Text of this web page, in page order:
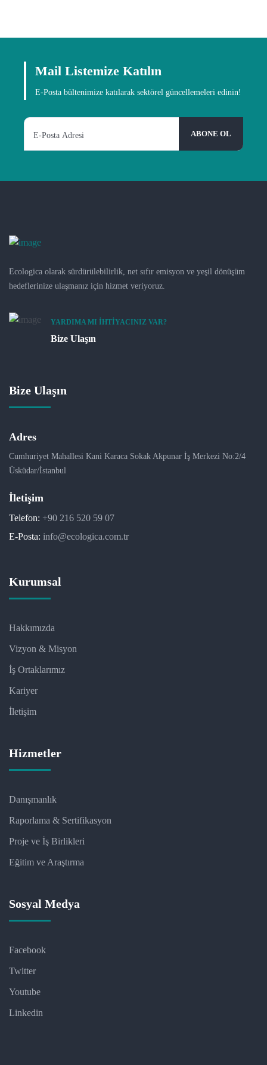
Mail Listemize Katılın
E-Posta bültenimize katılarak sektörel güncellemeleri edinin!
Ecologica olarak sürdürülebilirlik, net sıfır emisyon ve yeşil dönüşüm
hedeflerinize ulaşmanız için hizmet veriyoruz.
YARDIMA MI İHTIYACINIZ VAR?
Bize Ulaşın
Bize Ulaşın
Adres
Cumhuriyet Mahallesi Kani Karaca Sokak Akpunar İş Merkezi No:2/4
Üsküdar/İstanbul
İletişim
Telefon: +90 216 520 59 07
E-Posta: info@ecologica.com.tr
Kurumsal
Hakkımızda
Vizyon & Misyon
İş Ortaklarımız
Kariyer
İletişim
Hizmetler
Danışmanlık
Raporlama & Sertifikasyon
Proje ve İş Birlikleri
Eğitim ve Araştırma
Sosyal Medya
Facebook
Twitter
Youtube
Linkedin